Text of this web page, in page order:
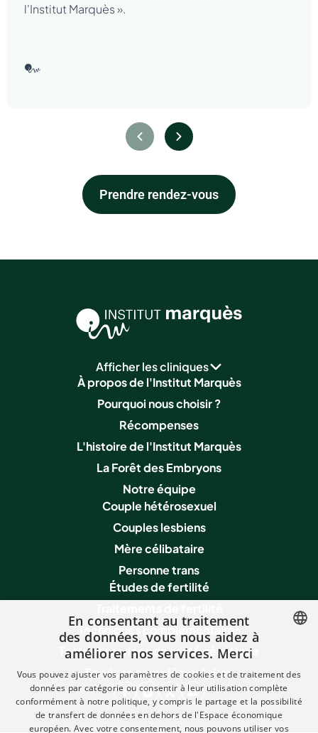
l'Institut Marquès ».
Prendre rendez-vous
Afficher les cliniques
À propos de l'Institut Marquès
Pourquoi nous choisir ?
Récompenses
L'histoire de l'Institut Marquès
La Forêt des Embryons
Notre équipe
Couple hétérosexuel
Couples lesbiens
Mère célibataire
Personne trans
Études de fertilité
Techniques complémentaires
Tests et services de santé génétique
Services complémentaires
FRENCH
ENGLISH
ITALIAN
En consentant au traitement
des données, vous nous aidez à
améliorer nos services. Merci
Vous pouvez ajuster vos paramètres de cookies et de traitement des
données par catégorie ou consentir à leur utilisation complète
conformément à notre politique, y compris le partage et la possibilité
de transfert de données en dehors de l'Espace économique
européen. Avec votre consentement, nous pouvons utiliser vos